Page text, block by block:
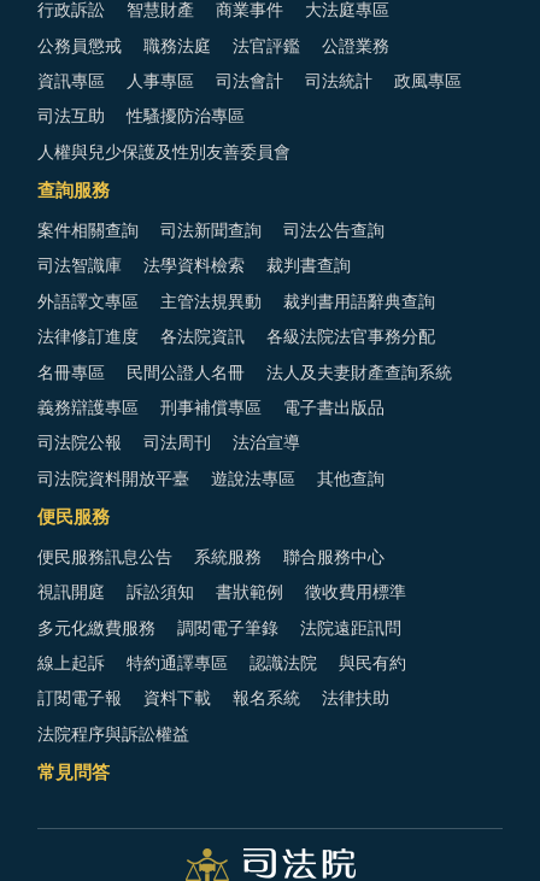
行政訴訟 智慧財產 商業事件 大法庭專區
公務員懲戒 職務法庭 法官評鑑 公證業務
資訊專區 人事專區 司法會計 司法統計 政風專區
司法互助 性騷擾防治專區
人權與兒少保護及性別友善委員會
查詢服務
案件相關查詢 司法新聞查詢 司法公告查詢
司法智識庫 法學資料檢索 裁判書查詢
外語譯文專區 主管法規異動 裁判書用語辭典查詢
法律修訂進度 各法院資訊 各級法院法官事務分配
名冊專區 民間公證人名冊 法人及夫妻財產查詢系統
義務辯護專區 刑事補償專區 電子書出版品
司法院公報 司法周刊 法治宣導
司法院資料開放平臺 遊說法專區 其他查詢
便民服務
便民服務訊息公告 系統服務 聯合服務中心
視訊開庭 訴訟須知 書狀範例 徵收費用標準
多元化繳費服務 調閱電子筆錄 法院遠距訊問
線上起訴 特約通譯專區 認識法院 與民有約
訂閱電子報 資料下載 報名系統 法律扶助
法院程序與訴訟權益
常見問答